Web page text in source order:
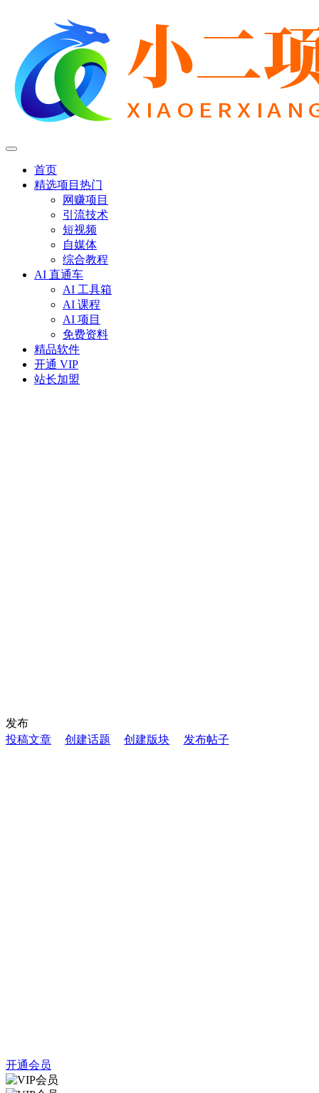
首页
精选项目 热门
网赚项目
引流技术
短视频
自媒体
综合教程
AI 直通车
AI 工具箱
AI 课程
AI 项目
免费资料
精品软件
开通 VIP
站长加盟
发布
投稿文章
创建话题 创建版块 发布帖子
开通会员